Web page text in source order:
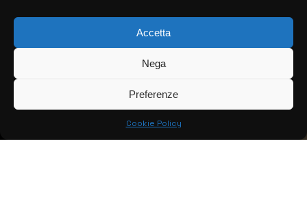
Accetta
Nega
Preferenze
Cookie Policy